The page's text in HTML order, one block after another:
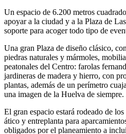
Un espacio de 6.200 metros
apoyar a la ciudad y a la Plaza de
soporte para acoger todo tipo de
Una gran Plaza de diseño clásico,
piedras naturales y mármoles,
peatonales del Centro: farolas
jardineras de madera y hierro, con
plantas, además de un perímetro
una imagen de la Huelva de siempre.
El gran espacio estará rodeado de
ático y entreplanta para
obligados por el planeamiento a